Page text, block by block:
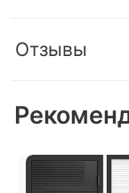
Отзывы